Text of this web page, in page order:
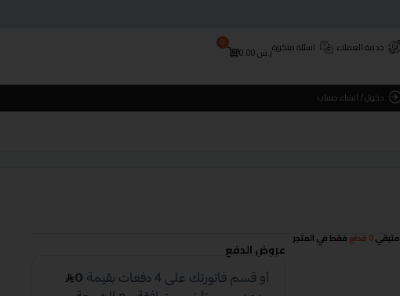
خدمة العملاء اسئلة متكررةر.س0.00
0
دخول / انشاء حساب
متبقي0 قطع فقط في المتجر
عروض الدفع